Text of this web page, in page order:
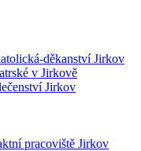
děkanství Jirkov
v Jirkově
Jirkov
pracoviště Jirkov